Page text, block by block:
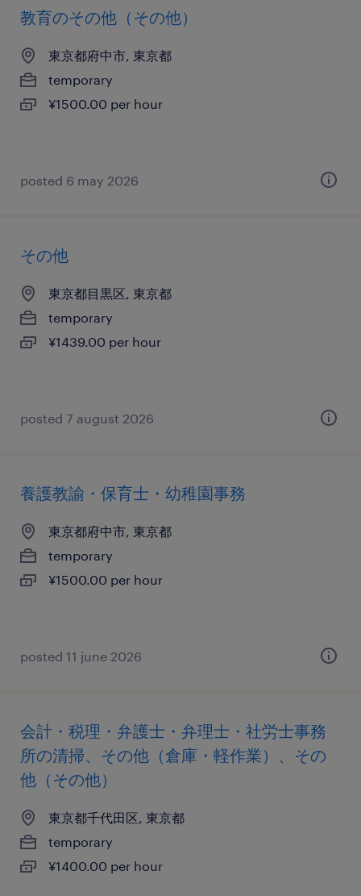
教育のその他（その他）
東京都府中市, 東京都
temporary
¥1500.00 per hour
posted 6 may 2026
その他
東京都目黒区, 東京都
temporary
¥1439.00 per hour
posted 7 august 2026
養護教諭・保育士・幼稚園事務
東京都府中市, 東京都
temporary
¥1500.00 per hour
posted 11 june 2026
会計・税理・弁護士・弁理士・社労士事務
所の清掃、その他（倉庫・軽作業）、その
他（その他）
東京都千代田区, 東京都
temporary
¥1400.00 per hour